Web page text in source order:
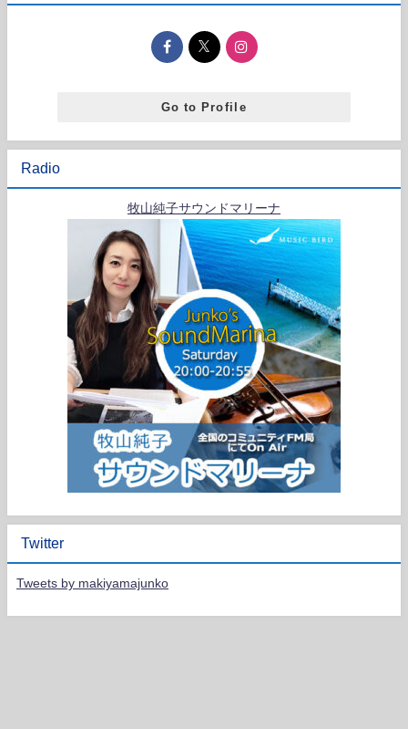
Go to Profile
Radio
牧山純子サウンドマリーナ
Twitter
Tweets by makiyamajunko